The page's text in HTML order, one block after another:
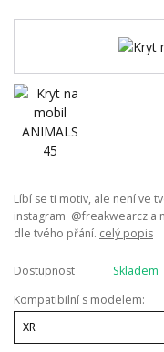
Líbí se ti motiv, ale není ve
instagram @freakwearcz a
dle tvého přání. celý popis
Dostupnost
Skladem
Kompatibilní s modelem: